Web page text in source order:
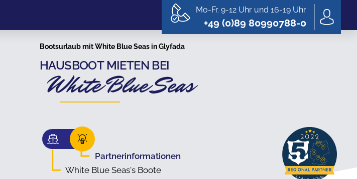
Mo-Fr. 9-12 Uhr und 16-19 Uhr
+49 (0)89 80990788-0
Bootsurlaub mit White Blue Seas in Glyfada
HAUSBOOT MIETEN BEI
White Blue Seas
Partnerinformationen
White Blue Seas's Boote